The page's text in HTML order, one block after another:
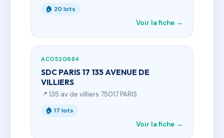
🏠 20 lots
Voir la fiche →
AC0520684
SDC PARIS 17 135 AVENUE DE
VILLIERS
📍 135 av de villiers 75017 PARIS
🏠 17 lots
Voir la fiche →